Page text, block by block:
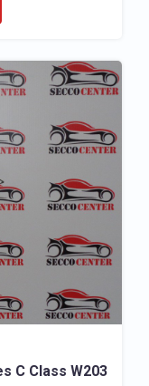
C Class W203